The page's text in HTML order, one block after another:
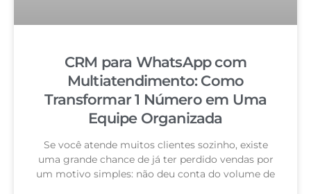
CRM para WhatsApp com
Multiatendimento: Como
Transformar 1 Número em Uma
Equipe Organizada
Se você atende muitos clientes sozinho, existe
uma grande chance de já ter perdido vendas por
um motivo simples: não deu conta do volume de